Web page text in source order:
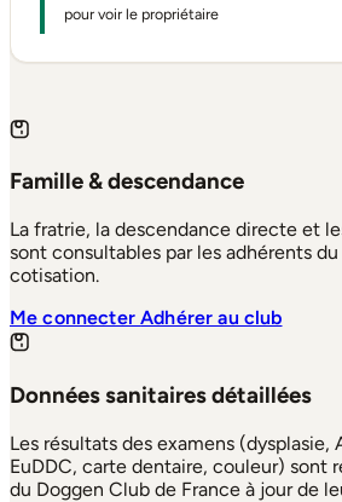
pour voir le propriétaire
Famille & descendance
La fratrie, la descendance directe et
sont consultables par les adhérents
cotisation.
Me connecterAdhérer au club
Données sanitaires détaillées
Les résultats des examens (dysplasie,
EuDDC, carte dentaire, couleur) sont
du Doggen Club de France à jour de